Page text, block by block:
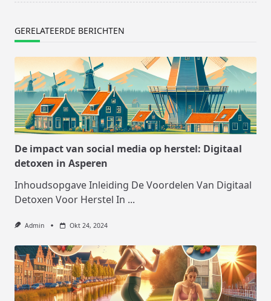
GERELATEERDE BERICHTEN
De impact van social media op herstel: Digitaal
detoxen in Asperen
Inhoudsopgave Inleiding De Voordelen Van Digitaal
Detoxen Voor Herstel In ...
Admin Okt 24, 2024